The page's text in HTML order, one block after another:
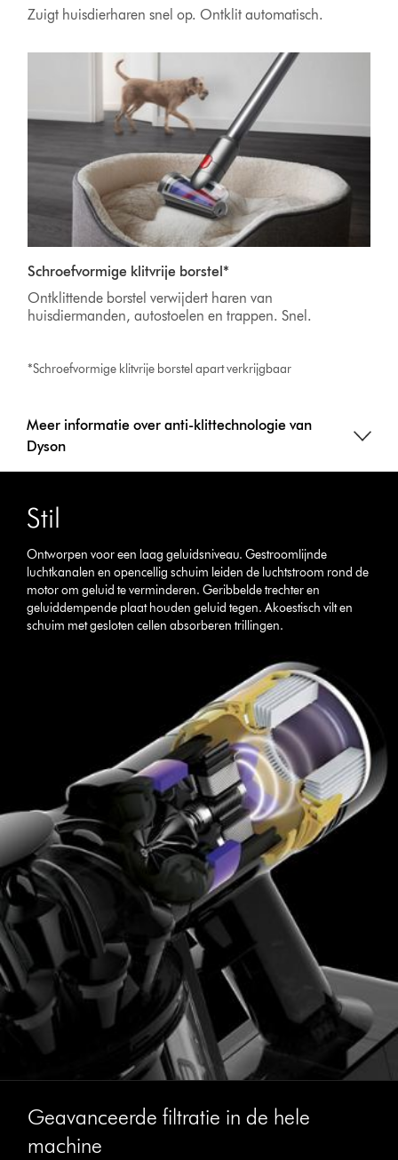
Zuigt huisdierharen snel op. Ontklit automatisch.
Schroefvormige klitvrije borstel*
Ontklittende borstel verwijdert haren van
huisdiermanden, autostoelen en trappen. Snel.
*Schroefvormige klitvrije borstel apart verkrijgbaar
Meer informatie over anti-klittechnologie van
Dyson
Stil
Ontworpen voor een laag geluidsniveau. Gestroomlijnde
luchtkanalen en opencellig schuim leiden de luchtstroom rond de
motor om geluid te verminderen. Geribbelde trechter en
geluiddempende plaat houden geluid tegen. Akoestisch vilt en
schuim met gesloten cellen absorberen trillingen.
Geavanceerde filtratie in de hele
machine